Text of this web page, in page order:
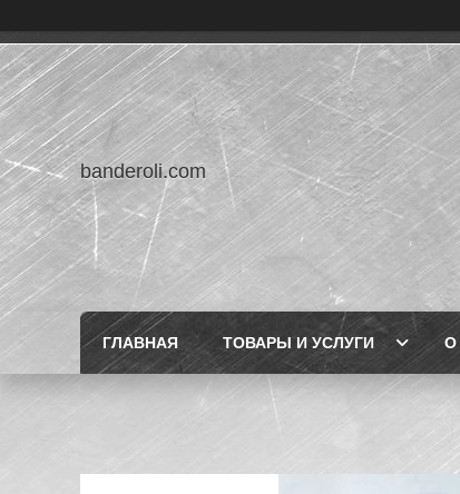
banderoli.com
ГЛАВНАЯ ТОВАРЫ И УСЛУГИ О